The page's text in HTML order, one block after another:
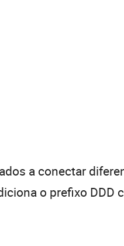
a conectar
o prefixo DDD